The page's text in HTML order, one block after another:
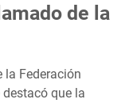
de la
la Federación
que la